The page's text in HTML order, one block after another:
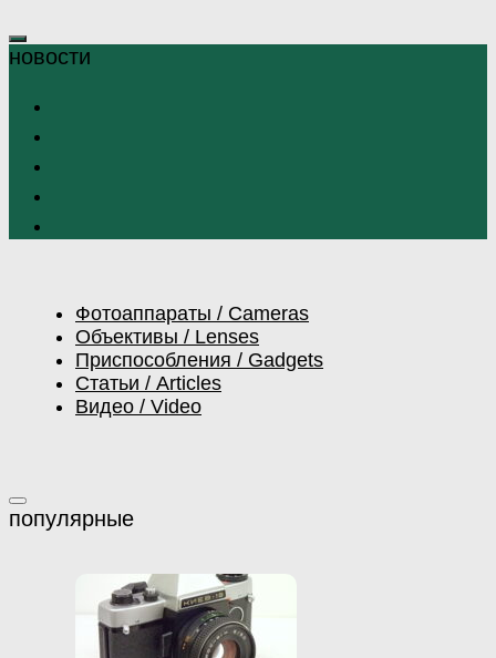
Фотоаппараты / Cameras
Объективы / Lenses
Приспособления / Gadgets
Статьи / Articles
Видео / Video